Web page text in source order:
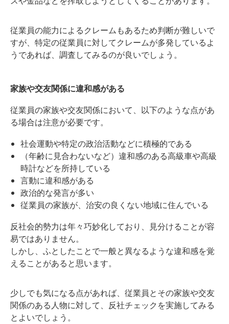
従業員の能力によるクレームもあるため判断が難しいで
すが、特定の従業員に対してクレームが多発しているよ
うであれば、調査してみるのが良いでしょう。
家族や交友関係に違和感がある
従業員の家族や交友関係において、以下のような点があ
る場合は注意が必要です。
社会運動や特定の政治活動などに積極的である
（年齢に見合わないなど）違和感のある高級車や高級
時計などを所持している
言動に違和感がある
政治的な発言が多い
従業員の家族が、治安の良くない地域に住んでいる
反社会的勢力は年々巧妙化しており、見分けることが容
易ではありません。
しかし、ふとしたことで一般と異なるような違和感を覚
えることがあると思います。
少しでも気になる点があれば、従業員とその家族や交友
関係のある人物に対して、反社チェックを実施してみる
とよいでしょう。